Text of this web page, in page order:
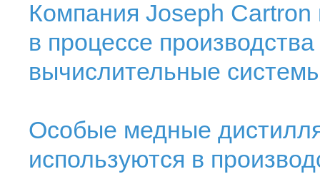
Компания Joseph Cartron
в процессе
вычислительные
Особые медные
используются в